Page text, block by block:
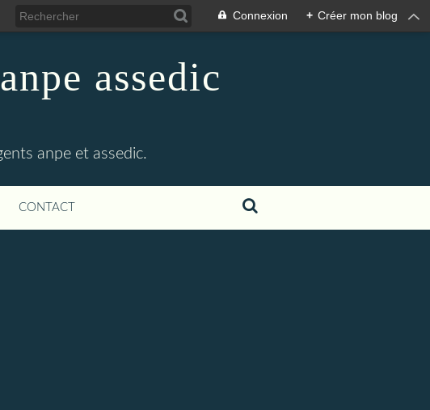
Connexion + Créer mon blog
assedic
anpe et assedic.
CONTACT